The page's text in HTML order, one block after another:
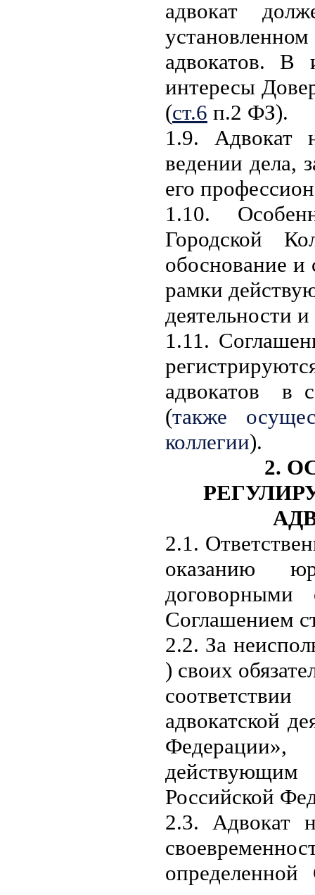
адвокат
адвокатов. В
интересы
(ст.6 п.2 ФЗ).
1.9. Адвокат
ведении дела,
его
1.10.
Городской
обоснование и
рамки
деятельности
1.11.
адвокатов в
(также
коллегии).
2.
2.1.
оказанию
договорными
Соглашением
2.2. За
) своих
адвокатской
действующим
Российской
2.3. Адвокат